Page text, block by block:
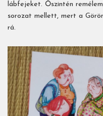
lábfejeket. Őszintén
sorozat mellett, mert a
rá.